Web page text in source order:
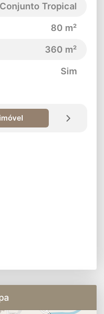
Conjunto Tropical
80 m²
360 m²
Sim